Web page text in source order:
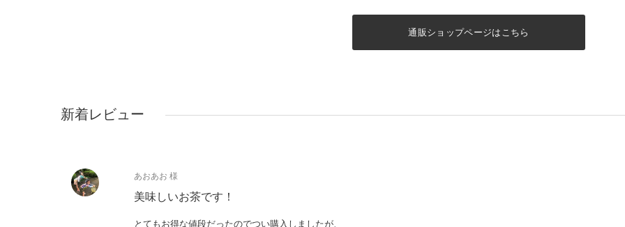
通販ショップページはこちら
新着レビュー
あおあお 様
美味しいお茶です！
とてもお得な値段だったのでつい購入しましたが、